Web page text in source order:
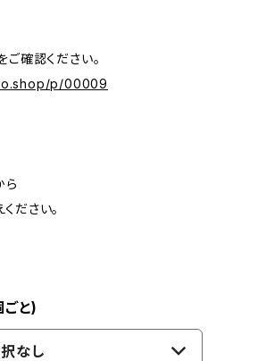
確認ください。
p/00009
ら
ださい。
ごと)
なし